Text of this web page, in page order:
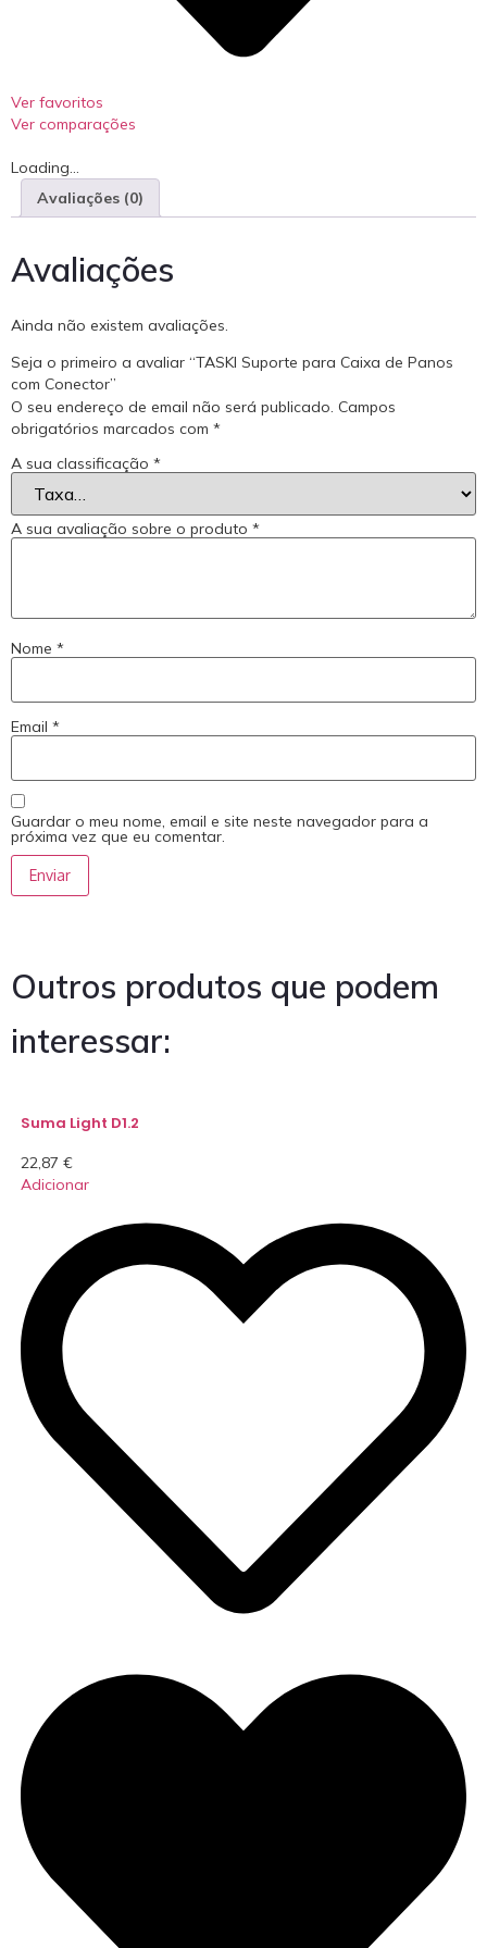
Ver favoritos
Ver comparações
Loading...
Avaliações (0)
Avaliações
Ainda não existem avaliações.
Seja o primeiro a avaliar “TASKI Suporte para Caixa de Panos
com Conector”
O seu endereço de email não será publicado. Campos
obrigatórios marcados com *
A sua classificação *
A sua avaliação sobre o produto *
Nome *
Email *
Guardar o meu nome, email e site neste navegador para a
próxima vez que eu comentar.
Outros produtos que podem
interessar:
Suma Light D1.2
22,87 €
Adicionar